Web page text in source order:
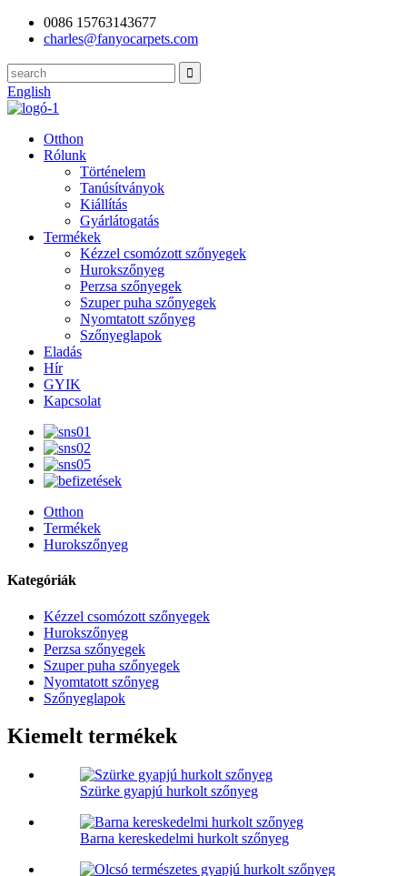
0086 15763143677
charles@fanyocarpets.com
English
Otthon
Rólunk
Történelem
Tanúsítványok
Kiállítás
Gyárlátogatás
Termékek
Kézzel csomózott szőnyegek
Hurokszőnyeg
Perzsa szőnyegek
Szuper puha szőnyegek
Nyomtatott szőnyeg
Szőnyeglapok
Eladás
Hír
GYIK
Kapcsolat
Otthon
Termékek
Hurokszőnyeg
Kategóriák
Kézzel csomózott szőnyegek
Hurokszőnyeg
Perzsa szőnyegek
Szuper puha szőnyegek
Nyomtatott szőnyeg
Szőnyeglapok
Kiemelt termékek
Szürke gyapjú hurkolt szőnyeg
Barna kereskedelmi hurkolt szőnyeg